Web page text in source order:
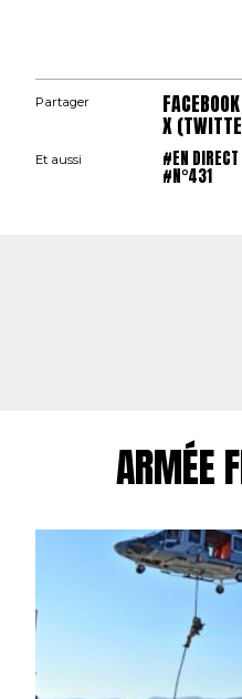
Partager FACEBOOK
X
Et aussi #EN
#N°431
ARMÉE